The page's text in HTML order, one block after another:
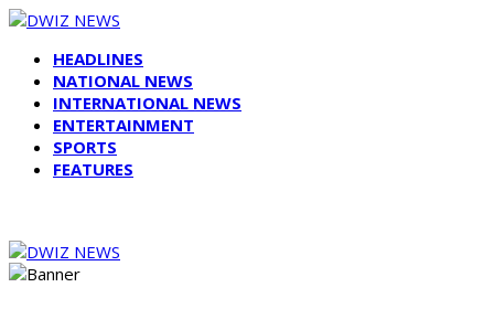
HEADLINES
NATIONAL NEWS
INTERNATIONAL NEWS
ENTERTAINMENT
SPORTS
FEATURES